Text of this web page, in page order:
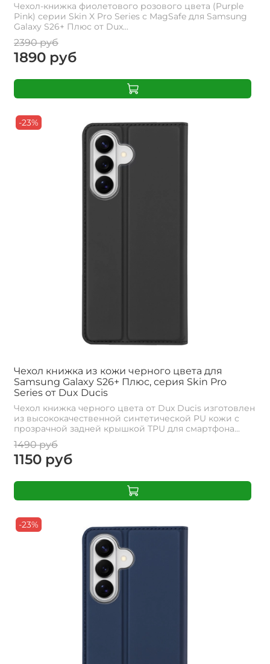
Чехол-книжка фиолетового розового цвета (Purple
Pink) серии Skin X Pro Series с MagSafe для Samsung
Galaxy S26+ Плюс от Dux...
2390 руб
1890 руб
-23%
Чехол книжка из кожи черного цвета для
Samsung Galaxy S26+ Плюс, серия Skin Pro
Series от Dux Ducis
Чехол книжка черного цвета от Dux Ducis изготовлен
из высококачественной синтетической PU кожи с
прозрачной задней крышкой TPU для смартфона...
1490 руб
1150 руб
-23%